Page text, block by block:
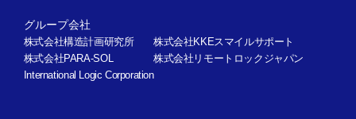
グループ会社
株式会社構造計画研究所
株式会社KKEスマイルサポート
株式会社PARA-SOL
株式会社リモートロックジャパン
International Logic Corporation